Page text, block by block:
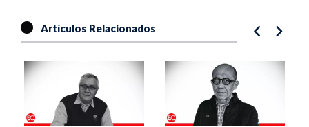
Artículos Relacionados